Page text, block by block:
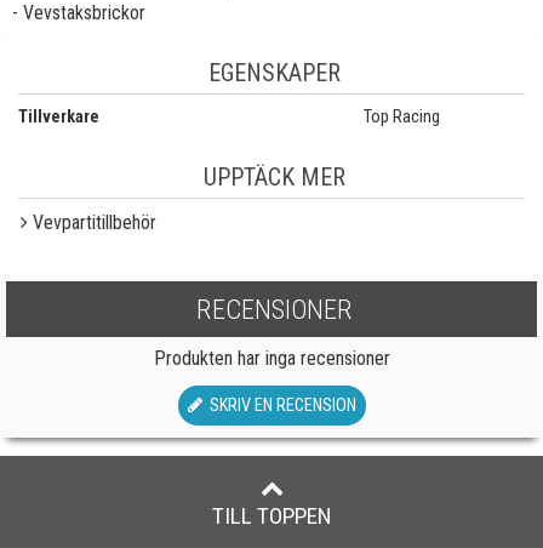
- Vevstaksbrickor
EGENSKAPER
Tillverkare Top Racing
UPPTÄCK MER
Vevpartitillbehör
RECENSIONER
Produkten har inga recensioner
SKRIV EN RECENSION
TILL TOPPEN